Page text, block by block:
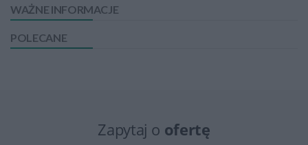
WAŻNE INFORMACJE
POLECANE
Zapytaj o ofertę